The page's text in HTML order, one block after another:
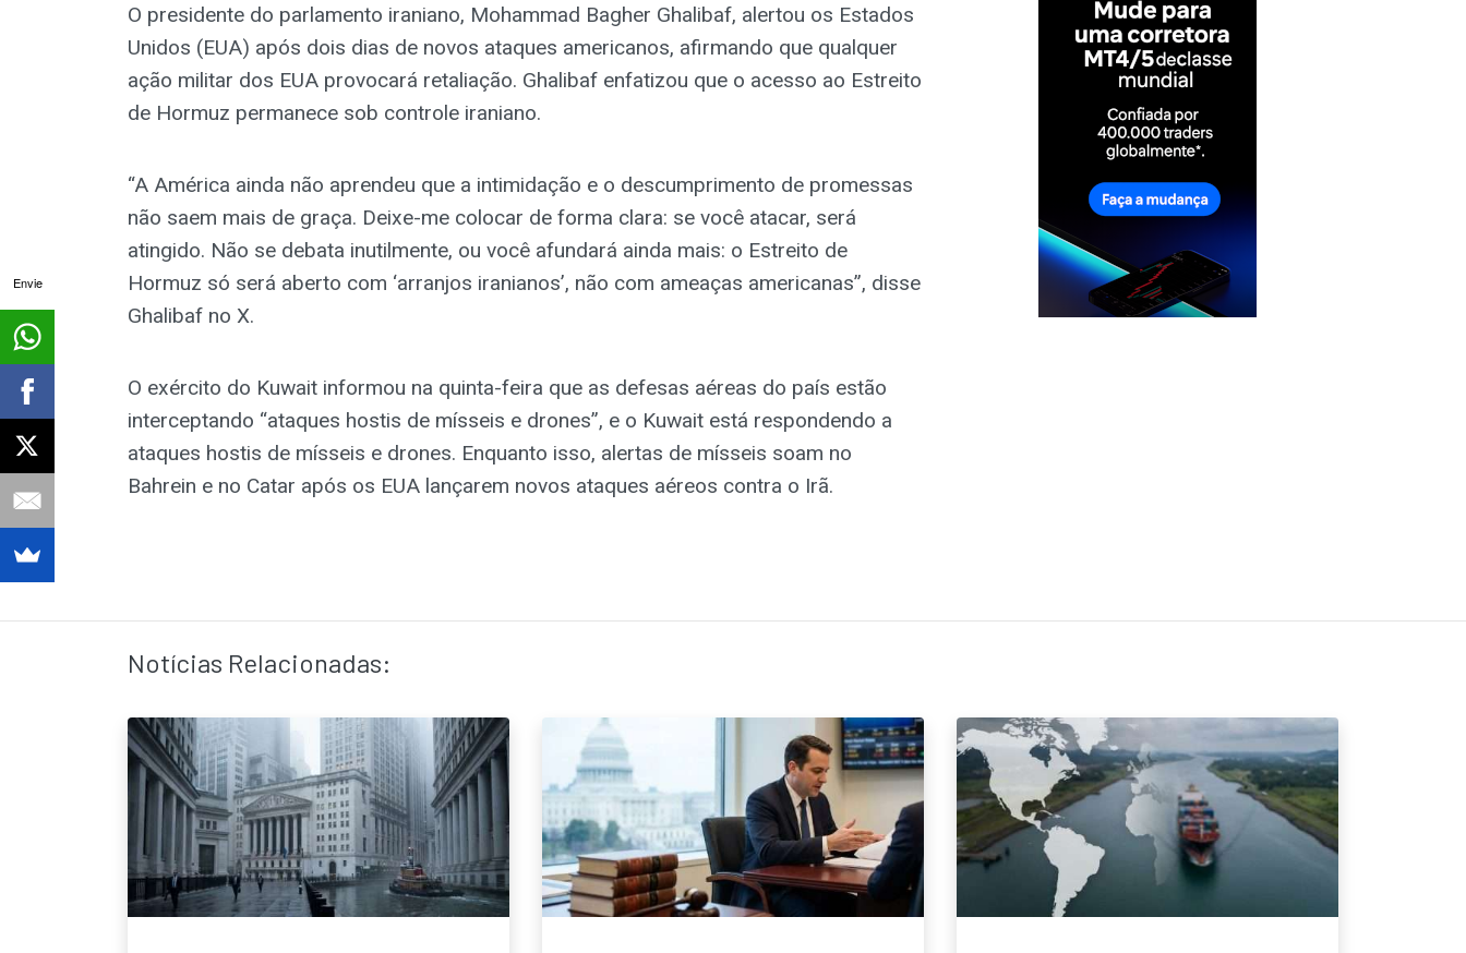
O presidente do parlamento iraniano, Mohammad Bagher Ghalibaf, alertou os Estados
Unidos (EUA) após dois dias de novos ataques americanos, afirmando que qualquer
ação militar dos EUA provocará retaliação. Ghalibaf enfatizou que o acesso ao Estreito
de Hormuz permanece sob controle iraniano.
“A América ainda não aprendeu que a intimidação e o descumprimento de promessas
não saem mais de graça. Deixe-me colocar de forma clara: se você atacar, será
atingido. Não se debata inutilmente, ou você afundará ainda mais: o Estreito de
Hormuz só será aberto com ‘arranjos iranianos’, não com ameaças americanas”, disse
Ghalibaf no X.
O exército do Kuwait informou na quinta-feira que as defesas aéreas do país estão
interceptando “ataques hostis de mísseis e drones”, e o Kuwait está respondendo a
ataques hostis de mísseis e drones. Enquanto isso, alertas de mísseis soam no
Bahrein e no Catar após os EUA lançarem novos ataques aéreos contra o Irã.
Notícias Relacionadas:
Envie